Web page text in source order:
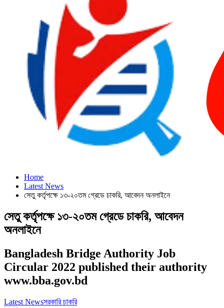
Home
Latest News
সেতু কর্তৃপক্ষে ১৩-২০তম গ্রেডে চাকরি, আবেদন অনলাইনে
সেতু কর্তৃপক্ষে ১৩-২০তম গ্রেডে চাকরি, আবেদন
অনলাইনে
Bangladesh Bridge Authority Job
Circular 2022 published their authority
www.bba.gov.bd
Latest Newsসরকারি চাকরি